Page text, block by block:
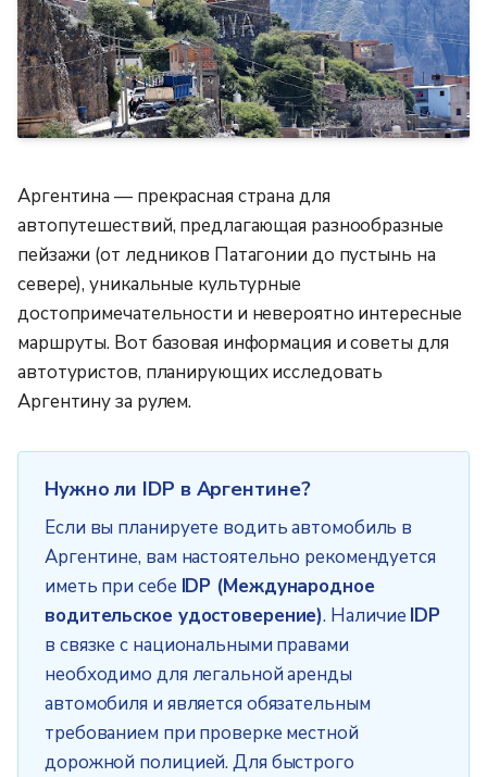
Аргентина — прекрасная страна для
автопутешествий, предлагающая разнообразные
пейзажи (от ледников Патагонии до пустынь на
севере), уникальные культурные
достопримечательности и невероятно интересные
маршруты. Вот базовая информация и советы для
автотуристов, планирующих исследовать
Аргентину за рулем.
Нужно ли IDP в Аргентине?
Если вы планируете водить автомобиль в
Аргентине, вам настоятельно рекомендуется
иметь при себе IDP (Международное
водительское удостоверение). Наличие IDP
в связке с национальными правами
необходимо для легальной аренды
автомобиля и является обязательным
требованием при проверке местной
дорожной полицией. Для быстрого